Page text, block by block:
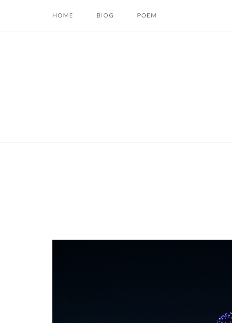
HOME BIOG POEM